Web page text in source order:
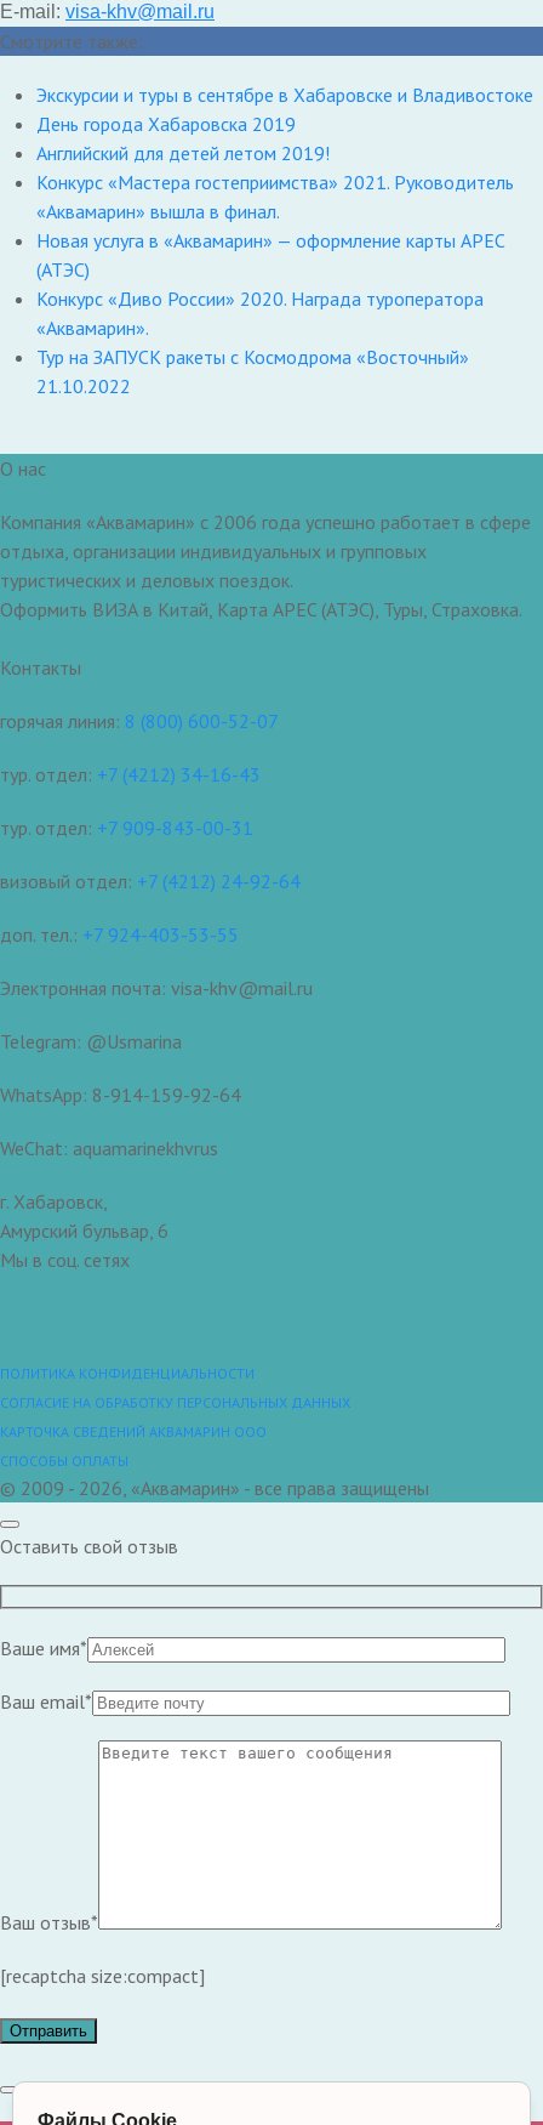
E-mail: visa-khv@mail.ru
Смотрите также:
Экскурсии и туры в сентябре в Хабаровске и Владивостоке
День города Хабаровска 2019
Английский для детей летом 2019!
Конкурс «Мастера гостеприимства» 2021. Руководитель
«Аквамарин» вышла в финал.
Новая услуга в «Аквамарин» — оформление карты АРЕС
(АТЭС)
Конкурс «Диво России» 2020. Награда туроператора
«Аквамарин».
Тур на ЗАПУСК ракеты с Космодрома «Восточный»
21.10.2022
О нас
Компания «Аквамарин» с 2006 года успешно работает в сфере
отдыха, организации индивидуальных и групповых
туристических и деловых поездок.
Оформить ВИЗА в Китай, Карта APEC (АТЭС), Туры, Страховка.
Контакты
горячая линия: 8 (800) 600-52-07
тур. отдел: +7 (4212) 34-16-43
тур. отдел: +7 909-843-00-31
визовый отдел: +7 (4212) 24-92-64
доп. тел.: +7 924-403-53-55
Электронная почта: visa-khv@mail.ru
Telegram: @Usmarina
WhatsApp: 8-914-159-92-64
WeChat: aquamarinekhvrus
г. Хабаровск,
Амурский бульвар, 6
Мы в соц. сетях
ПОЛИТИКА КОНФИДЕНЦИАЛЬНОСТИ
СОГЛАСИЕ НА ОБРАБОТКУ ПЕРСОНАЛЬНЫХ ДАННЫХ
КАРТОЧКА СВЕДЕНИЙ АКВАМАРИН ООО
СПОСОБЫ ОПЛАТЫ
© 2009 - 2026, «Аквамарин» - все права защищены
Оставить свой отзыв
Ваше имя*
Ваш email*
Ваш отзыв*
[recaptcha size:compact]
Файлы Cookie